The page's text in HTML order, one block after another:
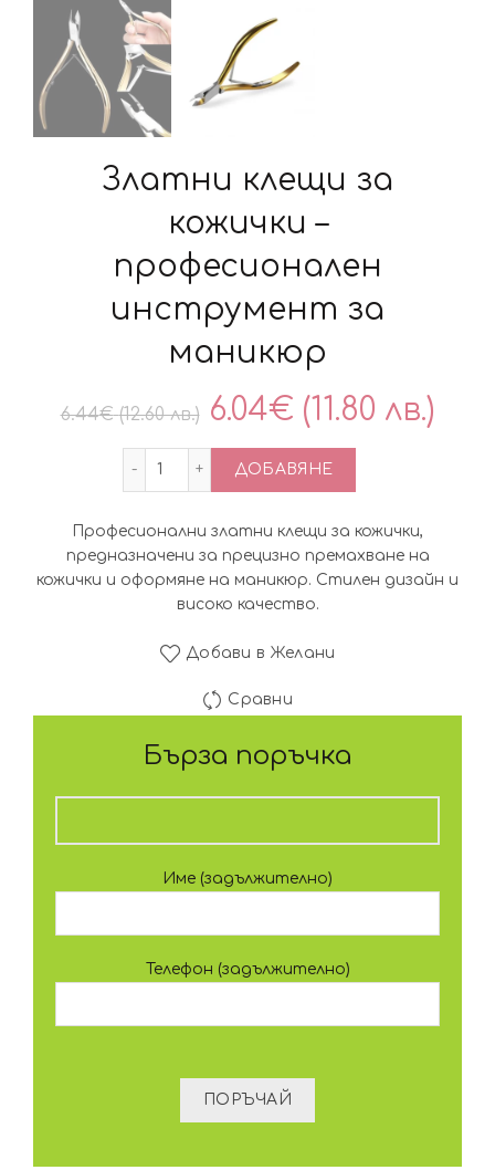
Златни клещи за
кожички –
професионален
инструмент за
маникюр
6.44€ (12.60 лв.) Original
price
6.44€
(12.60
лв.).
6.04€ (11.80 лв.)
количество за Златни клещи за
ДОБАВЯНЕ
Професионални златни клещи за кожички,
предназначени за прецизно премахване на
кожички и оформяне на маникюр. Стилен дизайн и
високо качество.
Добави в Желани
Сравни
Бърза поръчка
Име (задължително)
Телефон (задължително)